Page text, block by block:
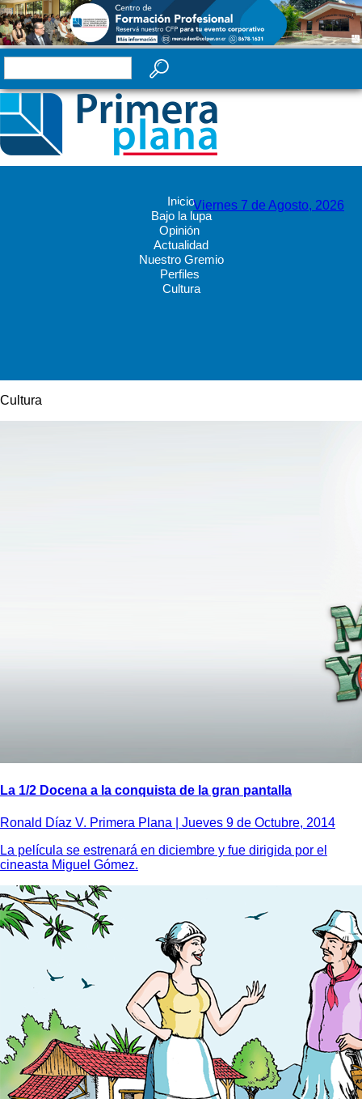
Inicio
Bajo la lupa
Opinión
Actualidad
Nuestro Gremio
Perfiles
Cultura
Viernes 7 de Agosto, 2026
Cultura
La 1/2 Docena a la conquista de la gran pantalla
Ronald Díaz V. Primera Plana | Jueves 9 de Octubre, 2014
La película se estrenará en diciembre y fue dirigida por el
cineasta Miguel Gómez.